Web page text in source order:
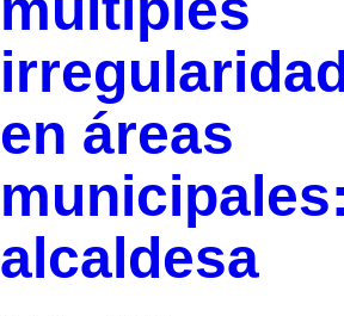
en áreas
alcaldesa